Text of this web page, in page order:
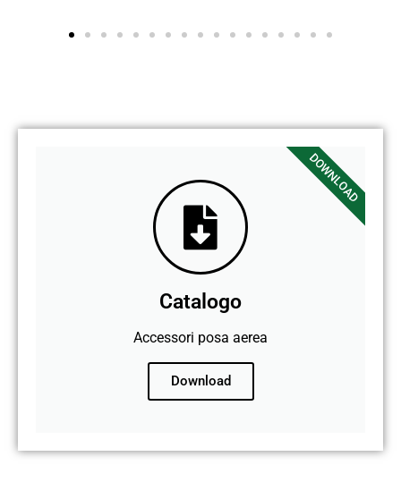
Catalogo
Accessori posa aerea
Download
DOWNLOAD